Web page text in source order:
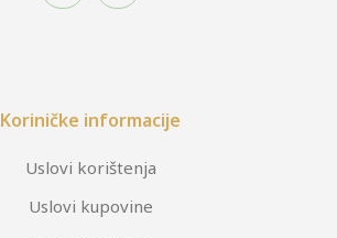
Koriničke informacije
Uslovi korištenja
Uslovi kupovine